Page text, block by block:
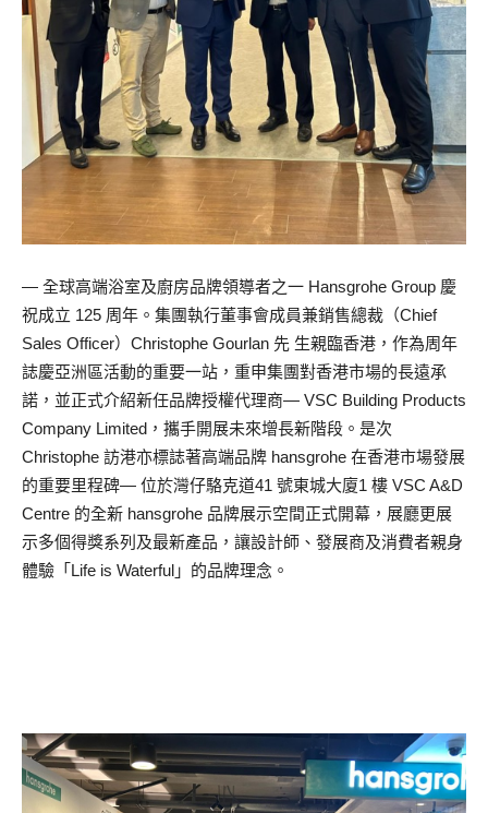
— 全球高端浴室及廚房品牌領導者之一 Hansgrohe Group 慶
祝成立 125 周年。集團執行董事會成員兼銷售總裁（Chief
Sales Officer）Christophe Gourlan 先 生親臨香港，作為周年
誌慶亞洲區活動的重要一站，重申集團對香港市場的長遠承
諾，並正式介紹新任品牌授權代理商— VSC Building Products
Company Limited，攜手開展未來增長新階段。是次
Christophe 訪港亦標誌著高端品牌 hansgrohe 在香港市場發展
的重要里程碑— 位於灣仔駱克道41 號東城大廈1 樓 VSC A&D
Centre 的全新 hansgrohe 品牌展示空間正式開幕，展廳更展
示多個得獎系列及最新產品，讓設計師、發展商及消費者親身
體驗「Life is Waterful」的品牌理念。